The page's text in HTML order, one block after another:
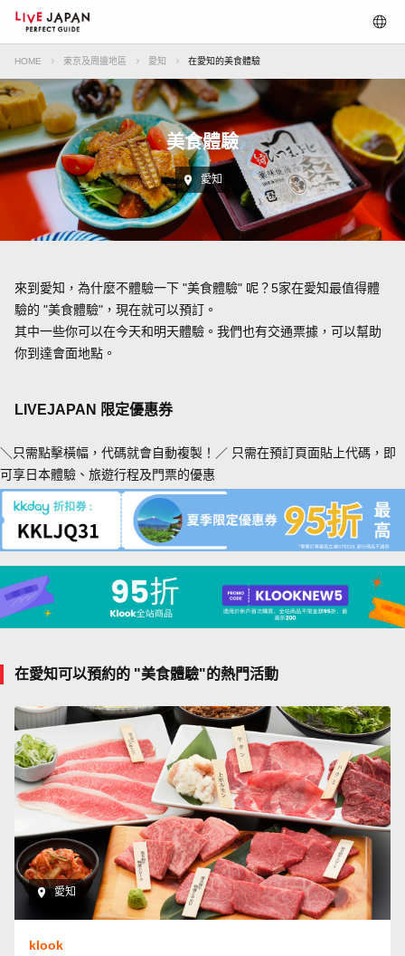
HOME 東京及周邊地區 愛知 在愛知的美食體驗
美食體驗
愛知
來到愛知，為什麼不體驗一下 "美食體驗" 呢？5家在愛知最值得體
驗的 "美食體驗"，現在就可以預訂。
其中一些你可以在今天和明天體驗。我們也有交通票據，可以幫助
你到達會面地點。
LIVEJAPAN 限定優惠券
＼只需點擊橫幅，代碼就會自動複製！／ 只需在預訂頁面貼上代碼，即
可享日本體驗、旅遊行程及門票的優惠
在愛知可以預約的 "美食體驗"的熱門活動
愛知
klook